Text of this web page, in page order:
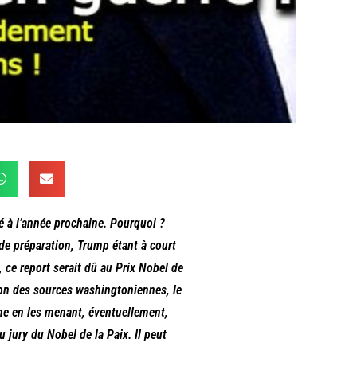
l’année prochaine. Pourquoi ?
préparation, Trump étant à court
ce report serait dû au Prix Nobel de
des sources washingtoniennes, le
en les menant, éventuellement,
jury du Nobel de la Paix. Il peut